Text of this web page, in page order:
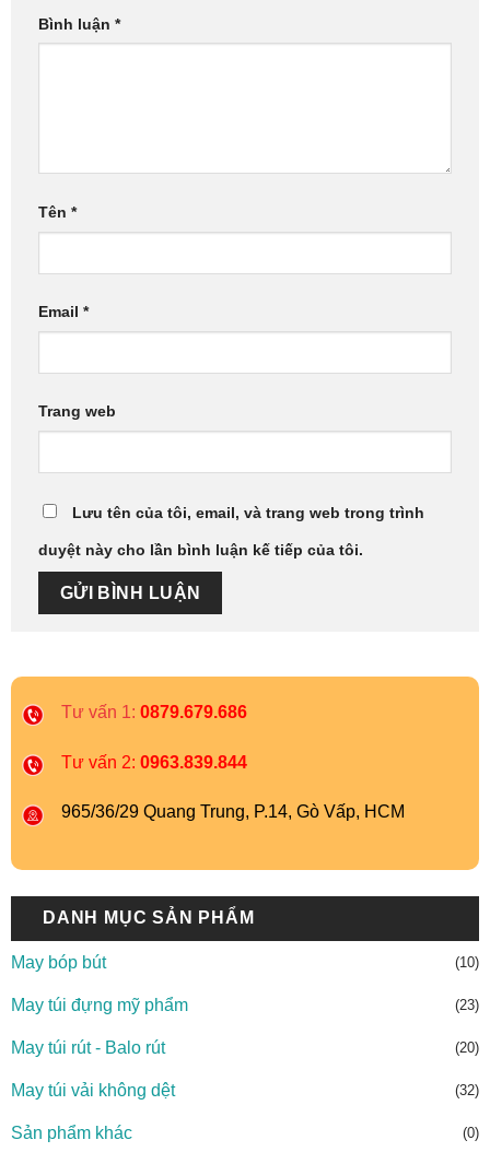
Bình luận *
Tên *
Email *
Trang web
Lưu tên của tôi, email, và trang web trong trình
duyệt này cho lần bình luận kế tiếp của tôi.
Tư vấn 1: 0879.679.686
Tư vấn 2: 0963.839.844
965/36/29 Quang Trung, P.14, Gò Vấp, HCM
DANH MỤC SẢN PHẨM
May bóp bút (10)
May túi đựng mỹ phẩm (23)
May túi rút - Balo rút (20)
May túi vải không dệt (32)
Sản phẩm khác (0)